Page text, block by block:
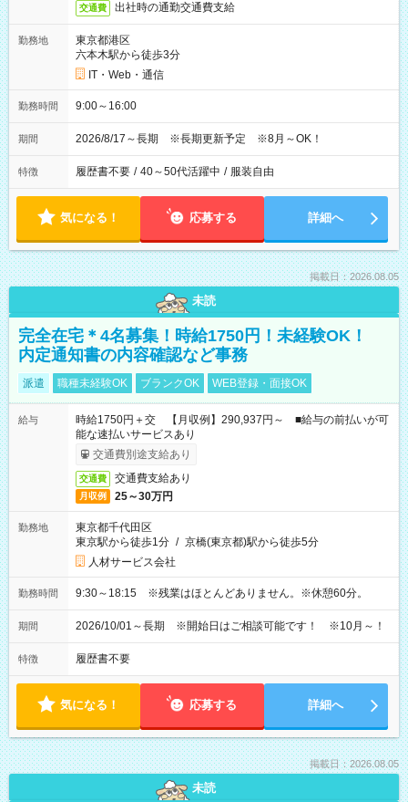
交通費 出社時の通勤交通費支給
勤務地
東京都港区
六本木駅から徒歩3分
IT・Web・通信
勤務時間 9:00～16:00
期間 2026/8/17～長期 ※長期更新予定 ※8月～OK！
特徴 履歴書不要 / 40～50代活躍中 / 服装自由
気になる！ 応募する 詳細へ
掲載日：2026.08.05
未読
完全在宅＊4名募集！時給1750円！未経験OK！
内定通知書の内容確認など事務
派遣 職種未経験OK ブランクOK WEB登録・面接OK
給与
時給1750円＋交 【月収例】290,937円～ ■給与の前払いが可
能な速払いサービスあり
交通費別途支給あり
交通費 交通費支給あり
月収例 25～30万円
勤務地
東京都千代田区
東京駅から徒歩1分 / 京橋(東京都)駅から徒歩5分
人材サービス会社
勤務時間 9:30～18:15 ※残業はほとんどありません。※休憩60分。
期間 2026/10/01～長期 ※開始日はご相談可能です！ ※10月～！
特徴 履歴書不要
気になる！ 応募する 詳細へ
掲載日：2026.08.05
未読